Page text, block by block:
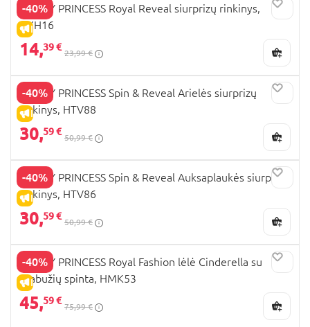
-40%
IŠPARDAVIMAS
DISNEY PRINCESS Royal Reveal siurprizų rinkinys,
HXH16
14,39 €
23,99 €
-40%
IŠPARDAVIMAS
DISNEY PRINCESS Spin & Reveal Arielės siurprizų
rinkinys, HTV88
30,59 €
50,99 €
-40%
IŠPARDAVIMAS
DISNEY PRINCESS Spin & Reveal Auksaplaukės siurprizų
rinkinys, HTV86
30,59 €
50,99 €
-40%
IŠPARDAVIMAS
DISNEY PRINCESS Royal Fashion lėlė Cinderella su
drabužių spinta, HMK53
45,59 €
75,99 €